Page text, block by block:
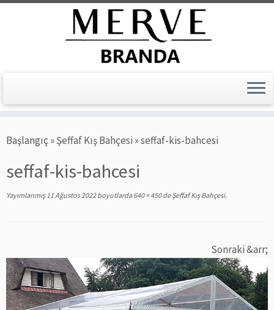
toBaşlangıç»Şeffaf Kış Bahçesi »seffaf-kis-bahcesi
seffaf-kis-bahcesi
Yayımlanmış 11 Ağustos 2022boyutlarda640 × 450deŞeffaf Kış Bahçesi.
Sonraki &arr;